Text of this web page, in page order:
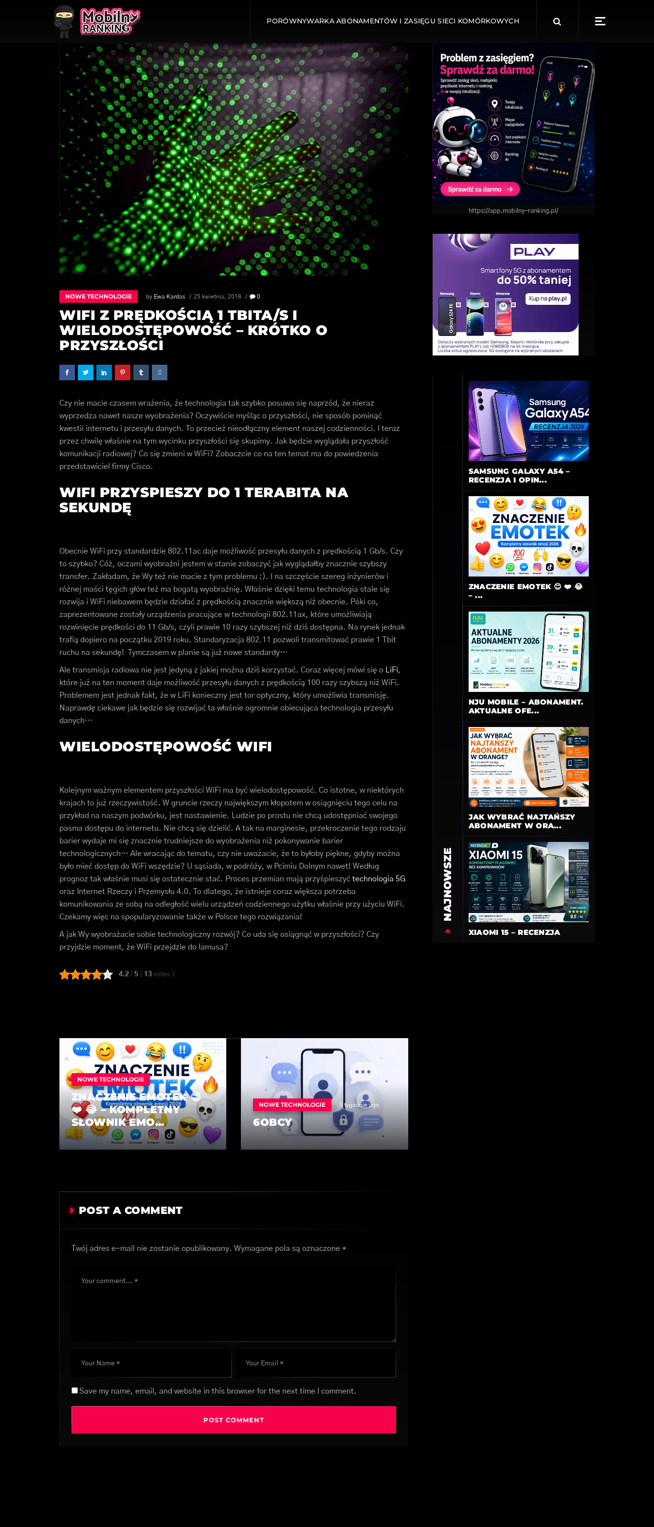
PORÓWNYWARKA ABONAMENTÓW I ZASIĘGU SIECI KOMÓRKOWYCH
for:
NOWE TECHNOLOGIE by Ewa Kardas 25 kwietnia, 2018 0
WIFI Z PRĘDKOŚCIĄ 1 TBITA/S I
WIELODOSTĘPOWOŚĆ – KRÓTKO O
PRZYSZŁOŚCI
Czy nie macie czasem wrażenia, że technologia tak szybko posuwa się naprzód, że nieraz
wyprzedza nawet nasze wyobrażenia? Oczywiście myśląc o przyszłości, nie sposób pominąć
kwestii internetu i przesyłu danych. To przecież nieodłączny element naszej codzienności. I teraz
przez chwilę właśnie na tym wycinku przyszłości się skupimy. Jak będzie wyglądała przyszłość
komunikacji radiowej? Co się zmieni w WiFi? Zobaczcie co na ten temat ma do powiedzenia
przedstawiciel firmy Cisco.
WIFI PRZYSPIESZY DO 1 TERABITA NA
SEKUNDĘ
Obecnie WiFi przy standardzie 802.11ac daje możliwość przesyłu danych z prędkością 1 Gb/s. Czy
to szybko? Cóż, oczami wyobraźni jestem w stanie zobaczyć jak wyglądałby znacznie szybszy
transfer. Zakładam, że Wy też nie macie z tym problemu ;). I na szczęście szereg inżynierów i
różnej maści tęgich głów też ma bogatą wyobraźnię. Właśnie dzięki temu technologia stale się
rozwija i WiFi niebawem będzie działać z prędkością znacznie większą niż obecnie. Póki co,
zaprezentowane zostały urządzenia pracujące w technologii 802.11ax, które umożliwiają
rozwinięcie prędkości do 11 Gb/s, czyli prawie 10 razy szybszej niż dziś dostępna. Na rynek jednak
trafią dopiero na początku 2019 roku. Standaryzacja 802.11 pozwoli transmitować prawie 1 Tbit
ruchu na sekundę! Tymczasem w planie są już nowe standardy…
Ale transmisja radiowa nie jest jedyną z jakiej można dziś korzystać. Coraz więcej mówi się o LiFi,
które już na ten moment daje możliwość przesyłu danych z prędkością 100 razy szybszą niż WiFi.
Problemem jest jednak fakt, że w LiFi konieczny jest tor optyczny, który umożliwia transmisję.
Naprawdę ciekawe jak będzie się rozwijać ta właśnie ogromnie obiecująca technologia przesyłu
danych…
WIELODOSTĘPOWOŚĆ WIFI
Kolejnym ważnym elementem przyszłości WiFi ma być wielodostępowość. Co istotne, w niektórych
krajach to już rzeczywistość. W gruncie rzeczy największym kłopotem w osiągnięciu tego celu na
przykład na naszym podwórku, jest nastawienie. Ludzie po prostu nie chcą udostępniać swojego
pasma dostępu do internetu. Nie chcą się dzielić. A tak na marginesie, przekroczenie tego rodzaju
barier wydaje mi się znacznie trudniejsze do wyobrażenia niż pokonywanie barier
technologicznych… Ale wracając do tematu, czy nie uważacie, że to byłoby piękne, gdyby można
było mieć dostęp do WiFi wszędzie? U sąsiada, w podróży, w Pcimiu Dolnym nawet! Według
prognoz tak właśnie musi się ostatecznie stać. Proces przemian mają przyśpieszyć technologia 5G
oraz Internet Rzeczy i Przemysłu 4.0. To dlatego, że istnieje coraz większa potrzeba
komunikowania ze sobą na odległość wielu urządzeń codziennego użytku właśnie przy użyciu WiFi.
Czekamy więc na spopularyzowanie także w Polsce tego rozwiązania!
A jak Wy wyobrażacie sobie technologiczny rozwój? Co uda się osiągnąć w przyszłości? Czy
przyjdzie moment, że WiFi przejdzie do lamusa?
4.2 / 5 ( 13 votes )
NOWE TECHNOLOGIE 7 dni ago
ZNACZENIE EMOTEK 😊
❤️ 😂 – KOMPLETNY
SŁOWNIK EMO...
NOWE TECHNOLOGIE 3 tygodnie ago
6OBCY
POST A COMMENT
Twój adres e-mail nie zostanie opublikowany. Wymagane pola są oznaczone *
Save my name, email, and website in this browser for the next time I comment.
https://app.mobilny-ranking.pl/
NAJNOWSZE
SAMSUNG GALAXY A54 –
RECENZJA I OPIN...
ZNACZENIE EMOTEK 😊 ❤️ 😂
– ...
NJU MOBILE – ABONAMENT.
AKTUALNE OFE...
JAK WYBRAĆ NAJTAŃSZY
ABONAMENT W ORA...
XIAOMI 15 – RECENZJA